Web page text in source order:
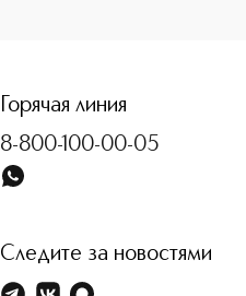
Горячая линия
8-800-100-00-05
Следите за новостями